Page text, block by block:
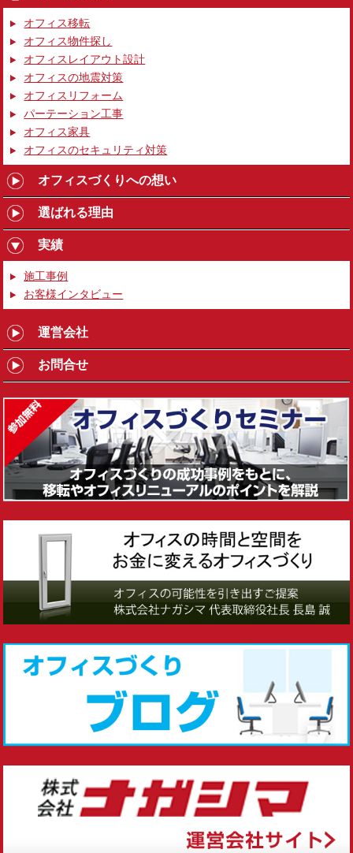
オフィス移転
オフィス物件探し
オフィスレイアウト設計
オフィスの地震対策
オフィスリフォーム
パーテーション工事
オフィス家具
オフィスのセキュリティ対策
オフィスづくりへの想い
選ばれる理由
実績
施工事例
お客様インタビュー
運営会社
お問合せ